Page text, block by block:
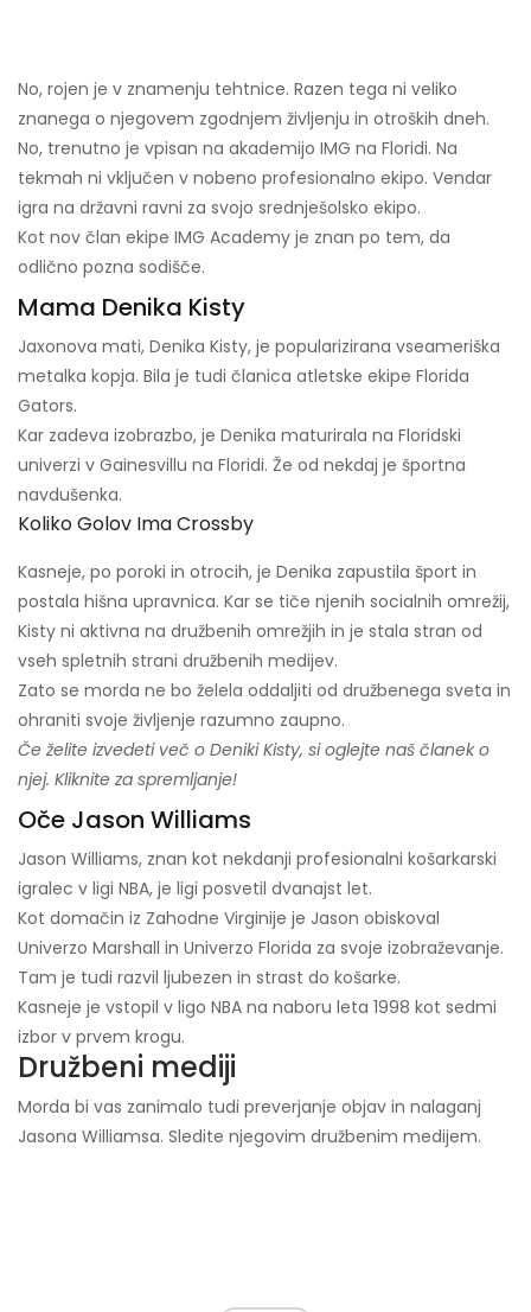
No, rojen je v znamenju tehtnice. Razen tega ni veliko
znanega o njegovem zgodnjem življenju in otroških dneh.
No, trenutno je vpisan na akademijo IMG na Floridi. Na
tekmah ni vključen v nobeno profesionalno ekipo. Vendar
igra na državni ravni za svojo srednješolsko ekipo.
Kot nov član ekipe IMG Academy je znan po tem, da
odlično pozna sodišče.
Mama Denika Kisty
Jaxonova mati, Denika Kisty, je popularizirana vseameriška
metalka kopja. Bila je tudi članica atletske ekipe Florida
Gators.
Kar zadeva izobrazbo, je Denika maturirala na Floridski
univerzi v Gainesvillu na Floridi. Že od nekdaj je športna
navdušenka.
Koliko Golov Ima Crossby
Kasneje, po poroki in otrocih, je Denika zapustila šport in
postala hišna upravnica. Kar se tiče njenih socialnih omrežij,
Kisty ni aktivna na družbenih omrežjih in je stala stran od
vseh spletnih strani družbenih medijev.
Zato se morda ne bo želela oddaljiti od družbenega sveta in
ohraniti svoje življenje razumno zaupno.
Če želite izvedeti več o Deniki Kisty, si oglejte naš članek o
njej. Kliknite za spremljanje!
Oče Jason Williams
Jason Williams, znan kot nekdanji profesionalni košarkarski
igralec v ligi NBA, je ligi posvetil dvanajst let.
Kot domačin iz Zahodne Virginije je Jason obiskoval
Univerzo Marshall in Univerzo Florida za svoje izobraževanje.
Tam je tudi razvil ljubezen in strast do košarke.
Kasneje je vstopil v ligo NBA na naboru leta 1998 kot sedmi
izbor v prvem krogu.
Družbeni mediji
Morda bi vas zanimalo tudi preverjanje objav in nalaganj
Jasona Williamsa. Sledite njegovim družbenim medijem.